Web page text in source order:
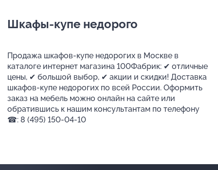
Шкафы-купе недорого
Продажа шкафов-купе недорогих в Москве в
каталоге интернет магазина 100Фабрик: ✔ отличные
цены, ✔ большой выбор, ✔ акции и скидки! Доставка
шкафов-купе недорогих по всей России. Оформить
заказ на мебель можно онлайн на сайте или
обратившись к нашим консультантам по телефону
☎: 8 (495) 150-04-10